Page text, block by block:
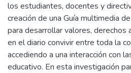
los estudiantes, docentes y
creación de una Guía multimedia
para desarrollar valores, derechos
en el diario convivir entre toda la
accediendo a una interacción con
educativo. En esta investigación